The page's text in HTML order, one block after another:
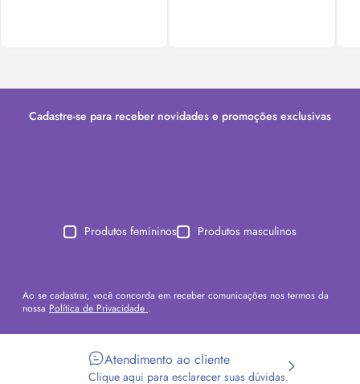
Cadastre-se para receber novidades e promoções exclusivas
Produtos femininos Produtos masculinos
Ao se cadastrar, você concorda em receber comunicações nos termos da
nossa Política de Privacidade .
Atendimento ao cliente
Clique aqui para esclarecer suas dúvidas.